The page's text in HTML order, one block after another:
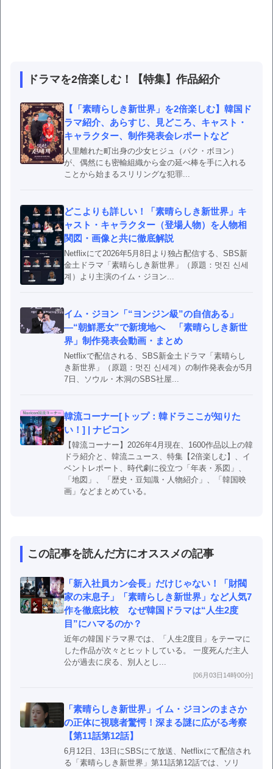
ドラマを2倍楽しむ！【特集】作品紹介
【「素晴らしき新世界」を2倍楽しむ】韓国ド
ラマ紹介、あらすじ、見どころ、キャスト・
キャラクター、制作発表会レポートなど
人里離れた町出身の少女ヒジュ（パク・ボヨン）
が、偶然にも密輸組織から金の延べ棒を手に入れる
ことから始まるスリリングな犯罪...
どこよりも詳しい！「素晴らしき新世界」キ
ャスト・キャラクター（登場人物）を人物相
関図・画像と共に徹底解説
Netflixにて2026年5月8日より独占配信する、SBS新
金土ドラマ「素晴らしき新世界」（原題：멋진 신세
계）より主演のイム・ジヨン...
イム・ジヨン「“ヨンジン級”の自信ある」
―“朝鮮悪女”で新境地へ 「素晴らしき新世
界」制作発表会動画・まとめ
Netflixで配信される、SBS新金土ドラマ「素晴らし
き新世界」（原題：멋진 신세계）の制作発表会が5月
7日、ソウル・木洞のSBS社屋...
韓流コーナー[トップ：韓ドラここが知りた
い！] | ナビコン
【韓流コーナー】2026年4月現在、1600作品以上の韓
ドラ紹介と、韓流ニュース、特集【2倍楽しむ】、イ
ベントレポート、時代劇に役立つ「年表・系図」、
「地図」、「歴史・豆知識・人物紹介」、「韓国映
画」などまとめている。
この記事を読んだ方にオススメの記事
「新入社員カン会長」だけじゃない！「財閥
家の末息子」「素晴らしき新世界」など人気7
作を徹底比較 なぜ韓国ドラマは“人生2度
目”にハマるのか？
近年の韓国ドラマ界では、「人生2度目」をテーマに
した作品が次々とヒットしている。 一度死んだ主人
公が過去に戻る、別人とし...
[06月03日14時00分]
「素晴らしき新世界」イム・ジヨンのまさか
の正体に視聴者驚愕！深まる謎に広がる考察
【第11話第12話】
6月12日、13日にSBSにて放送、Netflixにて配信され
る「素晴らしき新世界」第11話第12話では、ソリ